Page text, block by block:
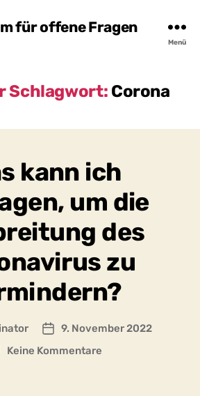
für offene Fragen
Menü
Schlagwort: Corona
kann ich
um die
des
zu
Beitragsdatum
9. November 2022
Keine Kommentarezu